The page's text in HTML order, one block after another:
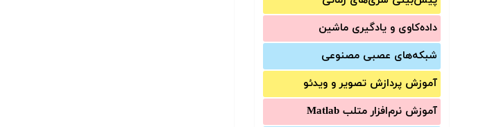
داده‌کاوی و یادگیری ماشین
شبکه‌های عصبی مصنوعی
آموزش‌ پردازش تصویر و ویدئو
آموزش‌ نرم‌افزار متلب Matlab